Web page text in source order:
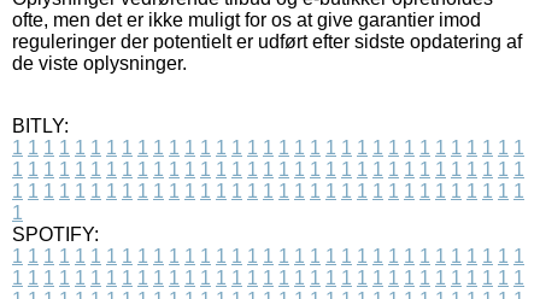
ofte, men det er ikke muligt for os at give garantier imod
reguleringer der potentielt er udført efter sidste opdatering af
de viste oplysninger.
BITLY:
1 1 1 1 1 1 1 1 1 1 1 1 1 1 1 1 1 1 1 1 1 1 1 1 1 1 1 1 1 1 1 1 1
1 1 1 1 1 1 1 1 1 1 1 1 1 1 1 1 1 1 1 1 1 1 1 1 1 1 1 1 1 1 1 1 1
1 1 1 1 1 1 1 1 1 1 1 1 1 1 1 1 1 1 1 1 1 1 1 1 1 1 1 1 1 1 1 1 1
1
SPOTIFY:
1 1 1 1 1 1 1 1 1 1 1 1 1 1 1 1 1 1 1 1 1 1 1 1 1 1 1 1 1 1 1 1 1
1 1 1 1 1 1 1 1 1 1 1 1 1 1 1 1 1 1 1 1 1 1 1 1 1 1 1 1 1 1 1 1 1